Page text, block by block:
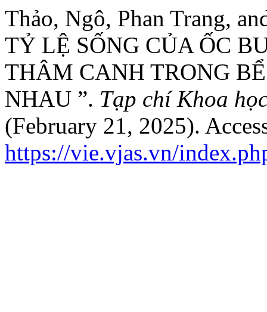
Thảo, Ngô, Phan Trang,
TỶ LỆ SỐNG CỦA ỐC
THÂM CANH TRONG
NHAU ”. Tạp chí Khoa
(February 21, 2025).
https://vie.vjas.vn/